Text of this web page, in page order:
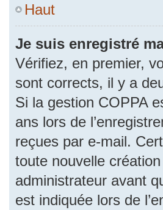
Haut
Je suis enregistré
Vérifiez, en premier,
sont corrects, il y a
Si la gestion COPPA
ans lors de
reçues par e-mail.
toute nouvelle
administrateur avant
est indiquée lors de